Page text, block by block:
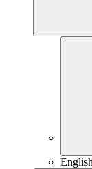
English